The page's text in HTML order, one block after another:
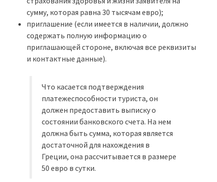
сумму, которая равна 30 тысячам евро);
приглашение (если имеется в наличии, должно
содержать полную информацию о
приглашающей стороне, включая все реквизиты
и контактные данные).
Что касается подтверждения
платежеспособности туриста, он
должен предоставить выписку о
состоянии банковского счета. На нем
должна быть сумма, которая является
достаточной для нахождения в
Греции, она рассчитывается в размере
50 евро в сутки.